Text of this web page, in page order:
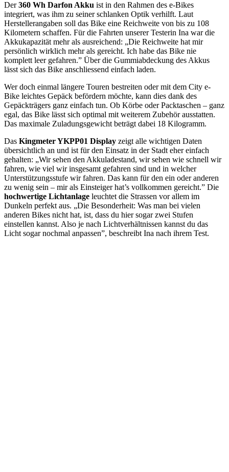
Der360 Wh Darfon Akku ist in den Rahmen des e-Bikes
integriert, was ihm zu seiner schlanken Optik verhilft. Laut
Herstellerangaben soll das Bike eine Reichweite von bis zu 108
Kilometern schaffen. Für die Fahrten unserer Testerin Ina war die
Akkukapazität mehr als ausreichend: „Die Reichweite hat mir
persönlich wirklich mehr als gereicht. Ich habe das Bike nie
komplett leer gefahren.” Über die Gummiabdeckung des Akkus
lässt sich das Bike anschliessend einfach laden.
Wer doch einmal längere Touren bestreiten oder mit dem City e-
Bike leichtes Gepäck befördern möchte, kann dies dank des
Gepäckträgers ganz einfach tun. Ob Körbe oder Packtaschen – ganz
egal, das Bike lässt sich optimal mit weiterem Zubehör ausstatten.
Das maximale Zuladungsgewicht beträgt dabei 18 Kilogramm.
Das Kingmeter YKPP01 Display zeigt alle wichtigen Daten
übersichtlich an und ist für den Einsatz in der Stadt eher einfach
gehalten: „Wir sehen den Akkuladestand, wir sehen wie schnell wir
fahren, wie viel wir insgesamt gefahren sind und in welcher
Unterstützungsstufe wir fahren. Das kann für den ein oder anderen
zu wenig sein – mir als Einsteiger hat’s vollkommen gereicht.” Die
hochwertige Lichtanlage leuchtet die Strassen vor allem im
Dunkeln perfekt aus. „Die Besonderheit: Was man bei vielen
anderen Bikes nicht hat, ist, dass du hier sogar zwei Stufen
einstellen kannst. Also je nach Lichtverhältnissen kannst du das
Licht sogar nochmal anpassen”, beschreibt Ina nach ihrem Test.